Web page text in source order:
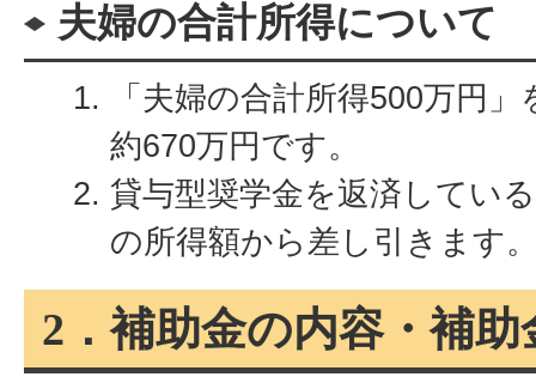
夫婦の合計所得について
「夫婦の合計所得500万円
約670万円です。
貸与型奨学金を返済してい
の所得額から差し引きます
2．補助金の内容・補助